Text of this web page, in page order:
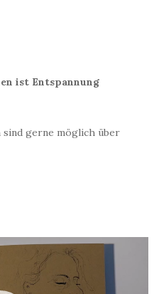
ist Entspannung
gerne möglich über